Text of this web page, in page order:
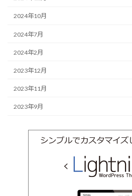
2024年10月
2024年7月
2024年2月
2023年12月
2023年11月
2023年9月